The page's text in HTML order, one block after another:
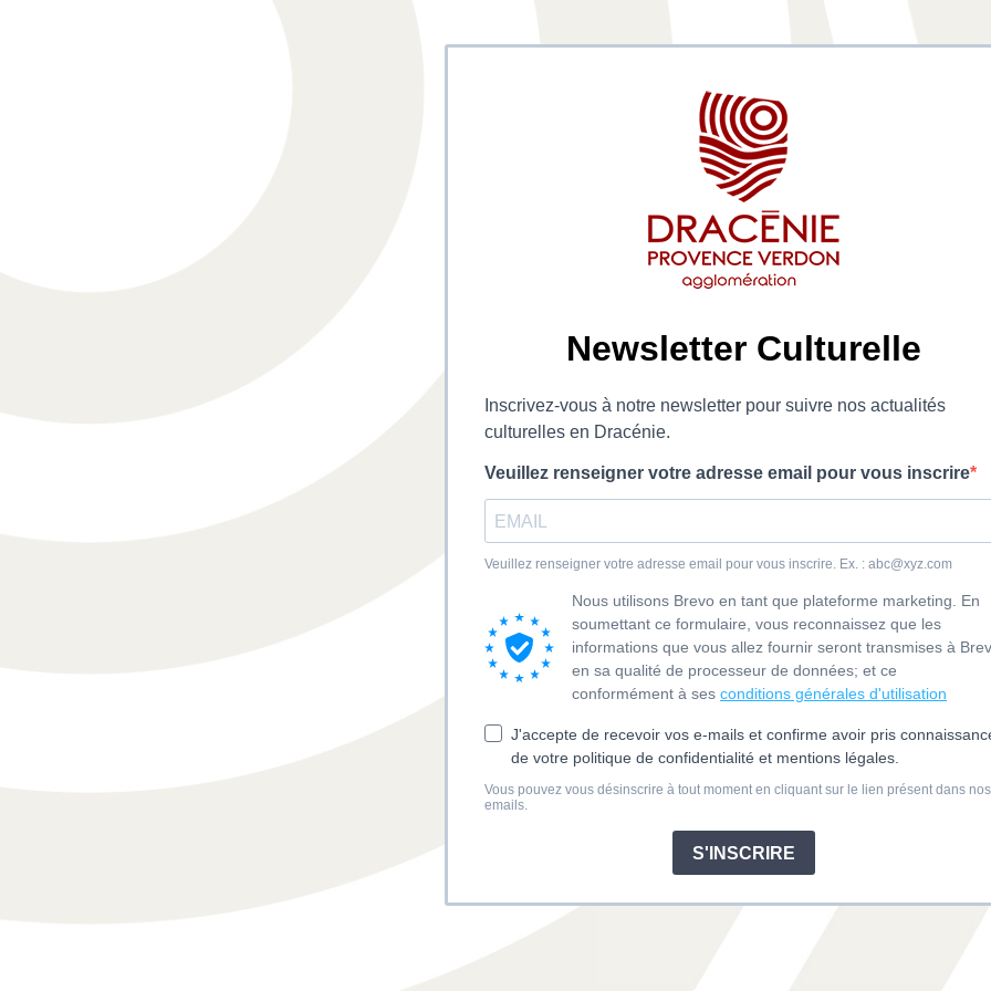
Newsletter Culturelle
Inscrivez-vous à notre newsletter pour suivre nos actualités
culturelles en Dracénie.
Veuillez renseigner votre adresse email pour vous inscrire
Veuillez renseigner votre adresse email pour vous inscrire. Ex. : abc@xyz.com
Nous utilisons Brevo en tant que plateforme marketing. En
soumettant ce formulaire, vous reconnaissez que les
informations que vous allez fournir seront transmises à
en sa qualité de processeur de données; et ce
conformément à ses conditions générales d'utilisation
J'accepte de recevoir vos e-mails et confirme avoir pris
de votre politique de confidentialité et mentions légales.
Vous pouvez vous désinscrire à tout moment en cliquant sur le lien présent dans nos
emails.
S'INSCRIRE